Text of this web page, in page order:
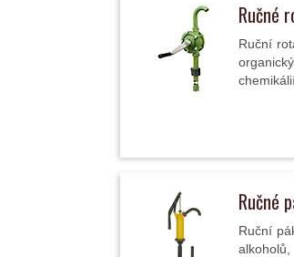
Ručné
Ruční
Ručné
Ruční